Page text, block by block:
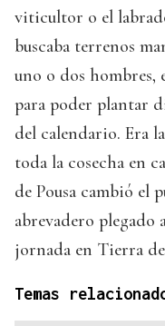
viticultor o el
buscaba terrenos
uno o dos
para poder plantar
del calendario. Era
toda la cosecha en
de Pousa cambió el
abrevadero plegado
jornada en Tierra
Temas